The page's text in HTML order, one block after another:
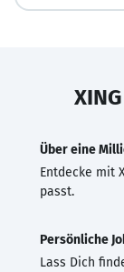
Über eine
Entdecke mit
passt.
Persönliche
Lass Dich